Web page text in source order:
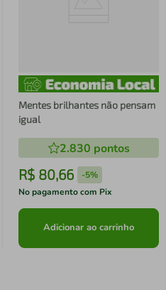
Mentes brilhantes não pensam
igual
2.830 pontos
R$ 80,66 -5%
No pagamento com Pix
Adicionar ao carrinho